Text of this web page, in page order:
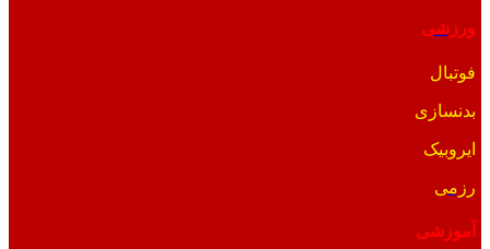
ورزشی
فوتبال
بدنسازی
ایروبیک
رزمی
آموزشی